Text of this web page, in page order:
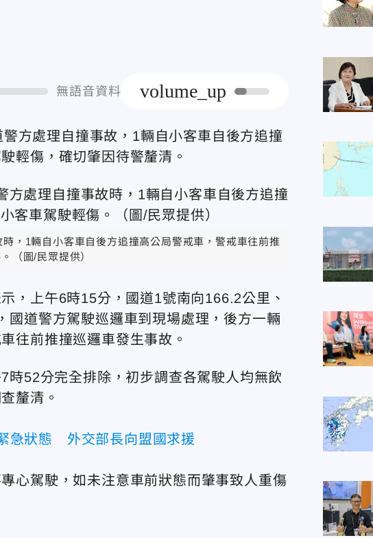
無語音資料 volume_up
方處理自撞事故，1輛自小客車自後方追撞
輕傷，確切肇因待警釐清。
，1輛自小客車自後方追撞高公局警戒車，警戒車往前推
（圖/民眾提供）
，上午6時15分，國道1號南向166.2公里、
國道警方駕駛巡邏車到現場處理，後方一輛
往前推撞巡邏車發生事故。
時52分完全排除，初步調查各駕駛人均無飲
釐清。
急狀態 外交部長向盟國求援
心駕駛 ，如未注意車前狀態而肇事致人重傷